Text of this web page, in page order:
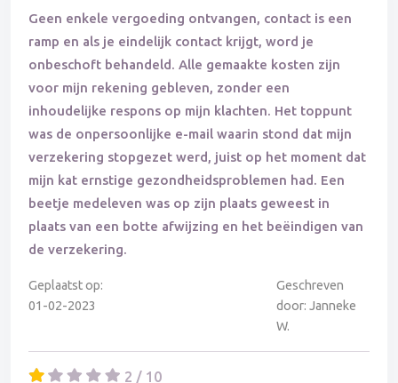
Geen enkele vergoeding ontvangen, contact is een
ramp en als je eindelijk contact krijgt, word je
onbeschoft behandeld. Alle gemaakte kosten zijn
voor mijn rekening gebleven, zonder een
inhoudelijke respons op mijn klachten. Het toppunt
was de onpersoonlijke e-mail waarin stond dat mijn
verzekering stopgezet werd, juist op het moment dat
mijn kat ernstige gezondheidsproblemen had. Een
beetje medeleven was op zijn plaats geweest in
plaats van een botte afwijzing en het beëindigen van
de verzekering.
Geplaatst op:
01-02-2023
Geschreven
door: Janneke
W.
2 / 10